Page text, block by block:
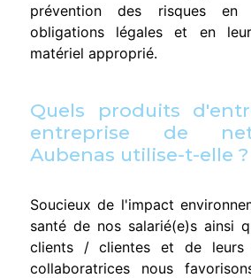
prévention des risques en
obligations légales et en
matériel approprié.
Quels produits
entreprise de
Aubenas utilise-t-elle ?
Soucieux de l'impact
santé de nos salarié(e)s ainsi
clients / clientes et de leurs
collaboratrices nous